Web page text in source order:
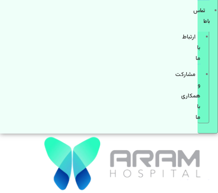
تماس
با ما
ارتباط
با
ما
مشاركت
و
همكاری
با
ما